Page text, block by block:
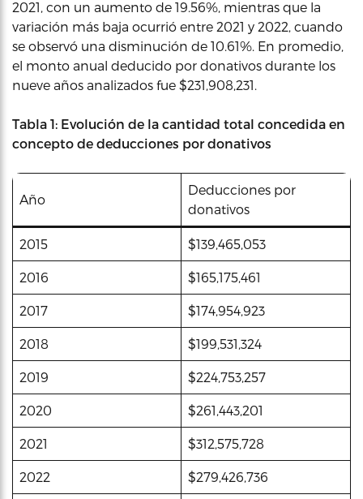
2021, con un aumento de 19.56%, mientras que la
variación más baja ocurrió entre 2021 y 2022, cuando
se observó una disminución de 10.61%. En promedio,
el monto anual deducido por donativos durante los
nueve años analizados fue $231,908,231.
Tabla 1: Evolución de la cantidad total concedida en
concepto de deducciones por donativos
Año
Deducciones por
donativos
2015 $139,465,053
2016 $165,175,461
2017 $174,954,923
2018 $199,531,324
2019 $224,753,257
2020 $261,443,201
2021 $312,575,728
2022 $279,426,736